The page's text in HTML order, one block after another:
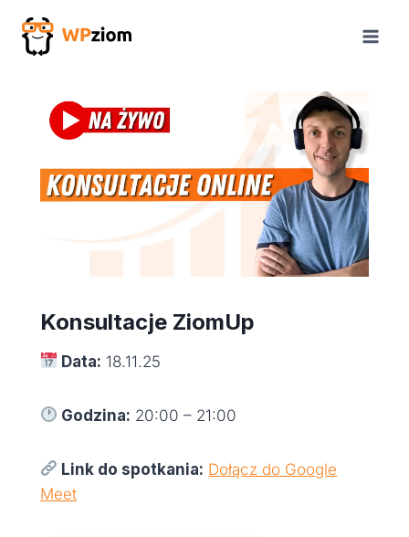
treści
Konsultacje ZiomUp
Data: 18.11.25
Godzina: 20:00 – 21:00
Link do spotkania: Dołącz do Google
Meet